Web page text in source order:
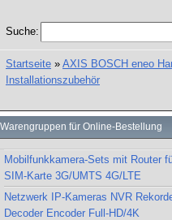
Suche:
Startseite » AXIS BOSCH eneo
Installationszubehör
Warengruppen für Online-Bestellung
Mobilfunkkamera-Sets mit Router
SIM-Karte 3G/UMTS 4G/LTE
Netzwerk IP-Kameras NVR
Decoder Encoder Full-HD/4K